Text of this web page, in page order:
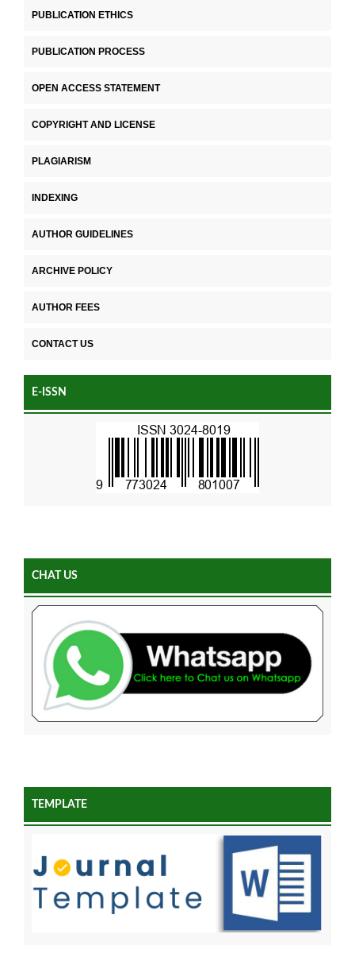
PUBLICATION ETHICS
PUBLICATION PROCESS
OPEN ACCESS STATEMENT
COPYRIGHT AND LICENSE
PLAGIARISM
INDEXING
AUTHOR GUIDELINES
ARCHIVE POLICY
AUTHOR FEES
CONTACT US
E-ISSN
CHAT US
TEMPLATE